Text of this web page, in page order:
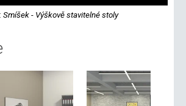
Smíšek - Výškově stavitelné stoly